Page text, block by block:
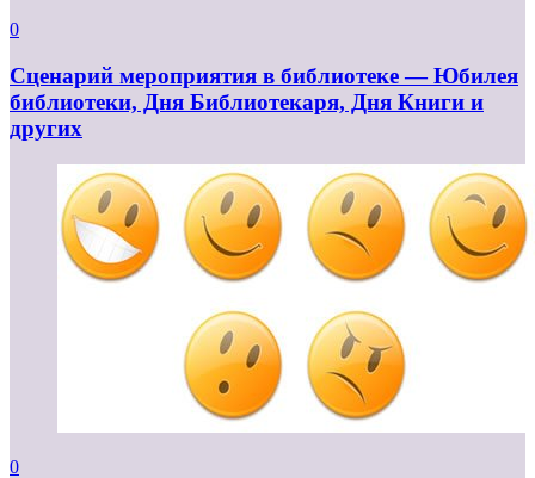
0
Сценарий мероприятия в библиотеке — Юбилея
библиотеки, Дня Библиотекаря, Дня Книги и
других
0